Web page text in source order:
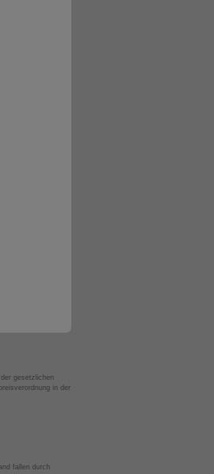
gesetzlichen
in der
fallen durch